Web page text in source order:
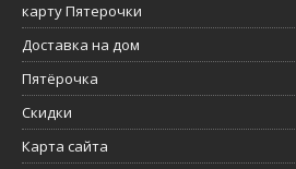
карту Пятерочки
Доставка на дом
Пятёрочка
Скидки
Карта сайта